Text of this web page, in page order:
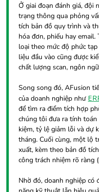
Ở giai đoạn đánh giá, đội
trạng thông qua phỏng
tích bản đồ quy trình và
hóa đơn, phiếu hay
loại theo mức độ phức
liệu đầu vào cũng được
chất lượng scan, ngôn
Song song đó, AFusion
của doanh nghiệp như
để tìm ra điểm tích hợp
chúng tôi đưa ra tính
kiệm, tỷ lệ giảm lỗi và dự
tháng. Cuối cùng, một lộ
xuất, kèm theo bản đồ
công trách nhiệm rõ ràng
Nhờ đó, doanh nghiệp có